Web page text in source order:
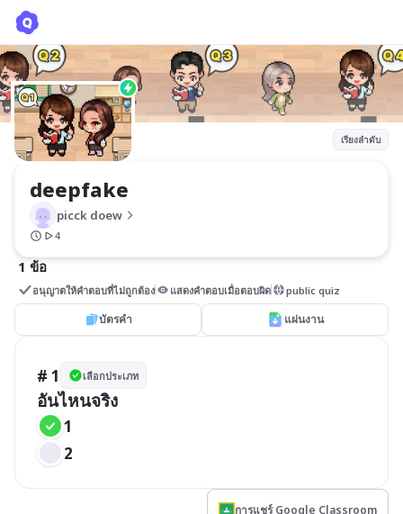
เรียงลำดับ
deepfake
picck doew
4
1 ข้อ
อนุญาตให้คำตอบที่ไม่ถูกต้อง แสดงคำตอบเมื่อตอบผิด public quiz
บัตรคำ แผ่นงาน
# 1 เลือกประเภท
อันไหนจริง
1
2
การแชร์ Google Classroom